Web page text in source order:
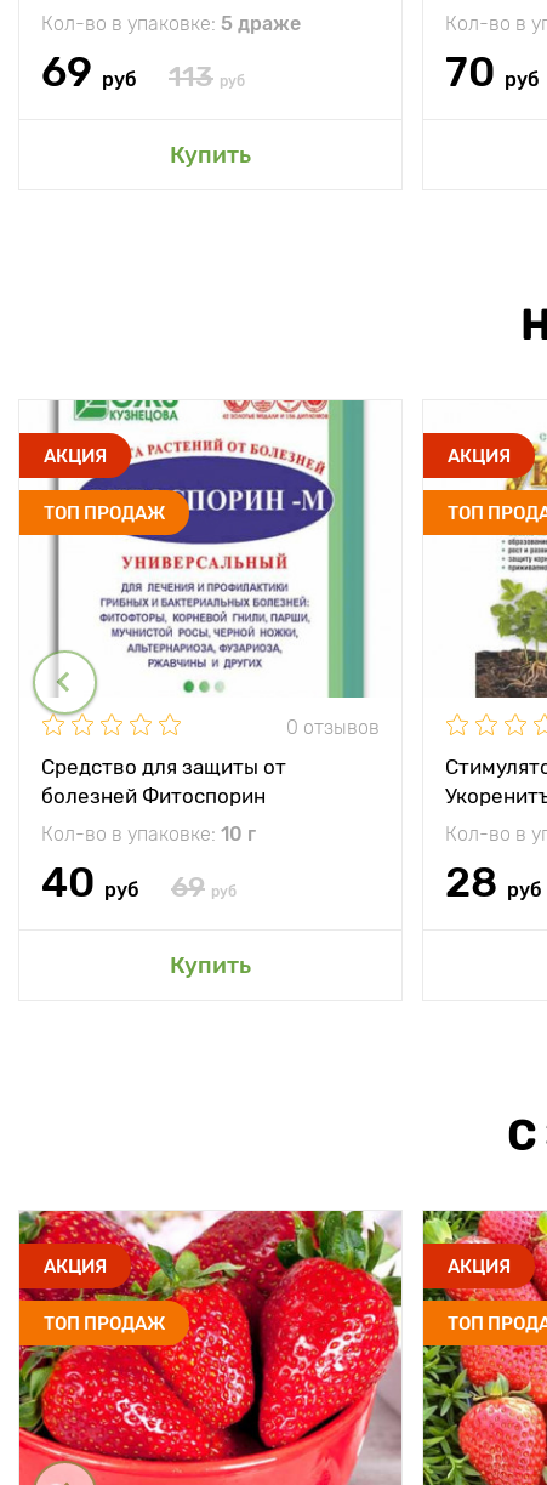
Кол-во в упаковке: 5 драже
69 руб 113 руб
Купить
Кол-во в
70 руб
АКЦИЯ
ТОП ПРОДАЖ
0 отзывов
Средство для защиты от
болезней Фитоспорин
Кол-во в упаковке: 10 г
40 руб 69 руб
Купить
АКЦИЯ
ТОП
Кол-во в
28 руб
С
АКЦИЯ
ТОП ПРОДАЖ
АКЦИЯ
ТОП